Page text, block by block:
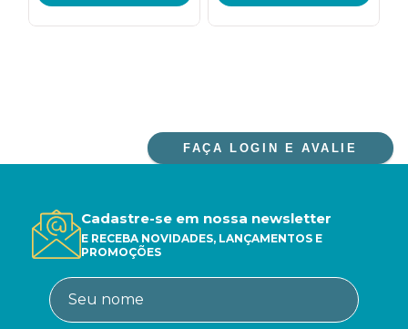
FAÇA LOGIN E AVALIE
Cadastre-se em nossa newsletter
E RECEBA NOVIDADES, LANÇAMENTOS E
PROMOÇÕES